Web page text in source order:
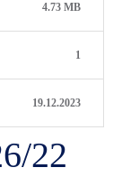
4.73 MB
1
19.12.2023
22